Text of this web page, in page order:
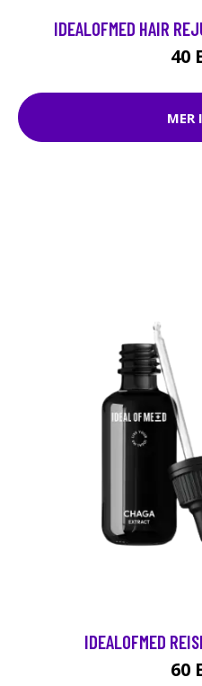
IDEALOFMED HAIR
40
MER
IDEALOFMED
60